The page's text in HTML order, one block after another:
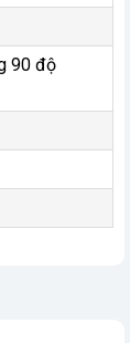
90 độ